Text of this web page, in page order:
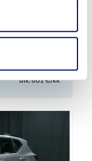
alk. 601 €/kk